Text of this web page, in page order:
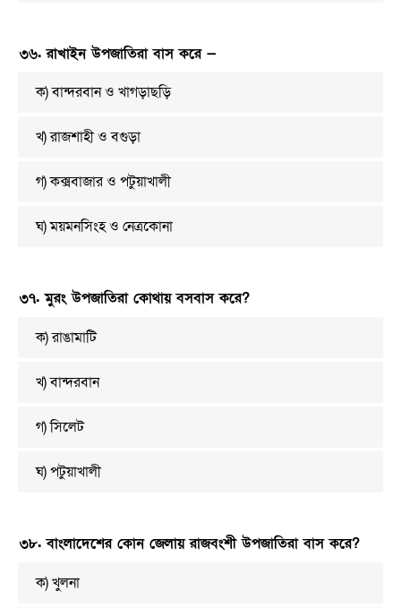
৩৬. রাখাইন উপজাতিরা বাস করে —
ক) বান্দরবান ও খাগড়াছড়ি
খ) রাজশাহী ও বগুড়া
গ) কক্সবাজার ও পটুয়াখালী
ঘ) ময়মনসিংহ ও নেত্রকোনা
৩৭. মুরং উপজাতিরা কোথায় বসবাস করে?
ক) রাঙামাটি
খ) বান্দরবান
গ) সিলেট
ঘ) পটুয়াখালী
৩৮. বাংলাদেশের কোন জেলায় রাজবংশী উপজাতিরা বাস করে?
ক) খুলনা